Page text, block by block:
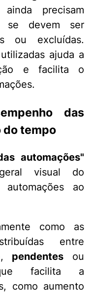
precisam
se devem ser
ou excluídas.
ajuda a
e facilita o
das
do tempo
automações"
visual do
automações ao
como as
entre
, pendentes ou
facilita a
como aumento